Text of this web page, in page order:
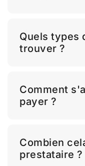
Quels types
trouver ?
Comment
payer ?
Combien
prestataire ?